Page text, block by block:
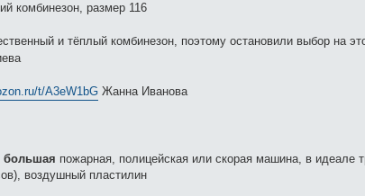
комбинезон, размер 116
и тёплый комбинезон, поэтому остановили выбор на
t/A3eW1bG Жанна Иванова
большая пожарная, полицейская или скорая машина, в идеале
воздушный пластилин